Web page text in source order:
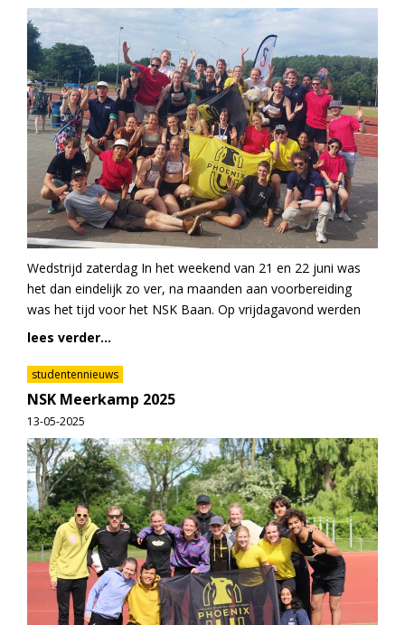
Wedstrijd zaterdag In het weekend van 21 en 22 juni was
het dan eindelijk zo ver, na maanden aan voorbereiding
was het tijd voor het NSK Baan. Op vrijdagavond werden
lees verder...
studentennieuws
NSK Meerkamp 2025
13-05-2025